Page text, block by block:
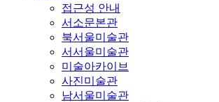
접근성 안내
서소문본관
북서울미술관
서서울미술관
미술아카이브
사진미술관
남서울미술관